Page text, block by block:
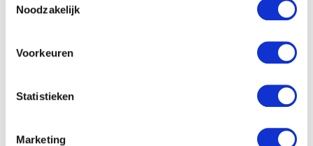
Noodzakelijk
Voorkeuren
Statistieken
Marketing